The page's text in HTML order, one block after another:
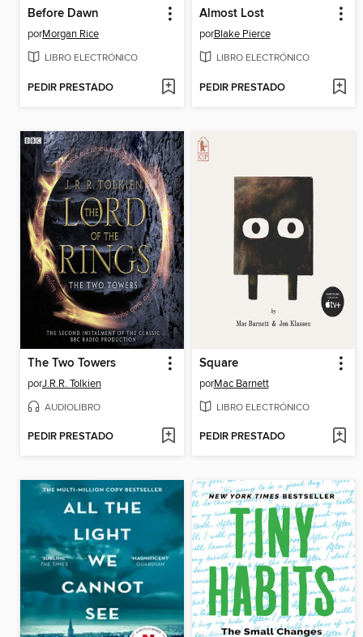
Before Dawn
porMorgan Rice
LIBRO ELECTRÓNICO
PEDIR PRESTADO
Almost Lost
porBlake Pierce
LIBRO ELECTRÓNICO
PEDIR PRESTADO
The Two Towers
porJ.R.R. Tolkien
AUDIOLIBRO
PEDIR PRESTADO
Square
porMac Barnett
LIBRO ELECTRÓNICO
PEDIR PRESTADO